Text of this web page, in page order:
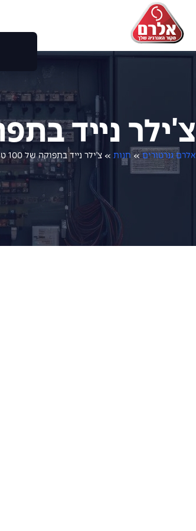
צ'ילר נייד בתפוקה של
אלרם גנרטורים» חנות » צ'ילר נייד בתפוקה של 100 טון קירור